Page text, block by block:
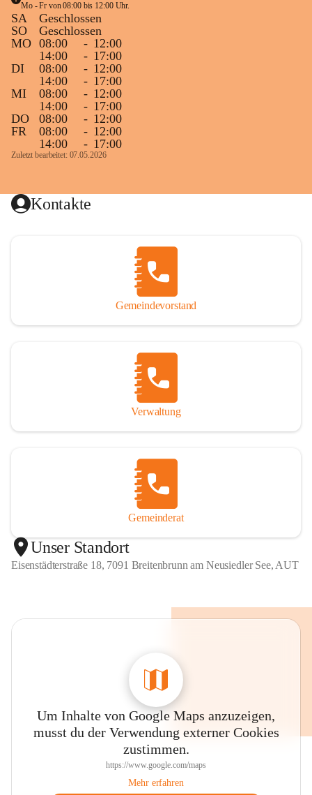
Mo - Fr von 08:00 bis 12:00 Uhr.
SA
Geschlossen
SO
Geschlossen
MO 08:00 - 12:00
14:00
- 17:00
DI
08:00 - 12:00
14:00
- 17:00
MI
08:00 - 12:00
14:00
- 17:00
DO
08:00 - 12:00
FR
08:00 - 12:00
14:00
- 17:00
Zuletzt bearbeitet: 07.05.2026
Kontakte
Gemeindevorstand
Verwaltung
Gemeinderat
Unser Standort
Eisenstädterstraße 18, 7091 Breitenbrunn am Neusiedler See, AUT
Um Inhalte von Google Maps anzuzeigen,
musst du der Verwendung externer Cookies
zustimmen.
https://www.google.com/maps
Mehr erfahren